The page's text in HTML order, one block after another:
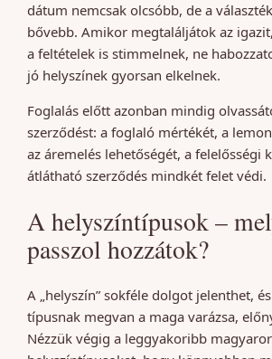
dátum nemcsak olcsóbb, de a
bővebb. Amikor megtaláljátok az
a feltételek is stimmelnek, ne
jó helyszínek gyorsan elkelnek.
Foglalás előtt azonban mindig
szerződést: a foglaló mértékét, a
az áremelés lehetőségét, a felelősségi
átlátható szerződés mindkét felet védi.
A helyszíntípusok –
passzol hozzátok?
A „helyszín” sokféle dolgot jelenthet,
típusnak megvan a maga varázsa,
Nézzük végig a leggyakoribb